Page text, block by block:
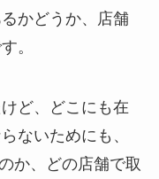
かどうか、店舗
。
ど、どこにも在
ないためにも、
か、どの店舗で取